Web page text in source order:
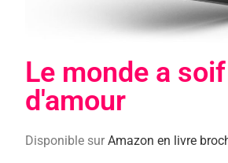
Le monde a soif
d'amour
Disponible surAmazon en livre